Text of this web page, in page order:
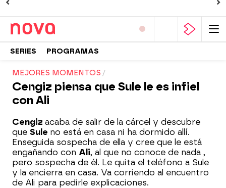
SERIES PROGRAMAS
MEJORES MOMENTOS
Cengiz piensa que Sule le es infiel
con Ali
Cengiz acaba de salir de la cárcel y descubre
que Sule no está en casa ni ha dormido allí.
Enseguida sospecha de ella y cree que le está
engañando con Ali, al que no conoce de nada ,
pero sospecha de él. Le quita el teléfono a Sule
y la encierra en casa. Va corriendo al encuentro
de Ali para pedirle explicaciones.